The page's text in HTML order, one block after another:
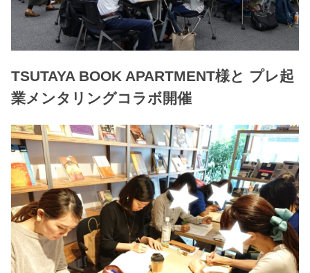
TSUTAYA BOOK APARTMENT様と プレ起
業メンタリングコラボ開催